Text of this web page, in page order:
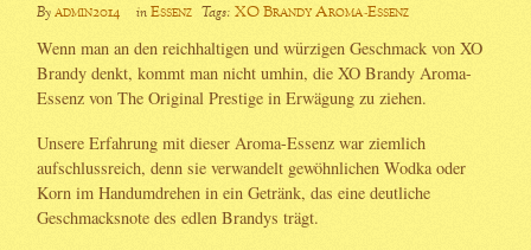
Byadmin2014 inEssenz Tags: XO Brandy Aroma-Essenz
Wenn man an den reichhaltigen und würzigen Geschmack von XO
Brandy denkt, kommt man nicht umhin, die XO Brandy Aroma-
Essenz von The Original Prestige in Erwägung zu ziehen.
Unsere Erfahrung mit dieser Aroma-Essenz war ziemlich
aufschlussreich, denn sie verwandelt gewöhnlichen Wodka oder
Korn im Handumdrehen in ein Getränk, das eine deutliche
Geschmacksnote des edlen Brandys trägt.